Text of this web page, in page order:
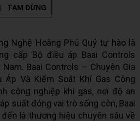
TẠM DỪNG
Nghệ Hoàng Phú Quý tự hào là
cấp Bộ điều áp Baai Controls
Baai Controls – Chuyên Gia
Áp Và Kiểm Soát Khí Gas Công
công nghiệp khí gas, nơi độ an
suất đóng vai trò sống còn, Baai
là thương hiệu chuyên sâu về